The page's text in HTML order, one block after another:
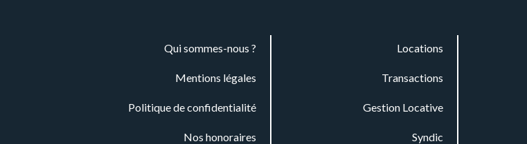
Qui sommes-nous ?
Mentions légales
Politique de confidentialité
Nos honoraires
Locations
Transactions
Gestion Locative
Syndic